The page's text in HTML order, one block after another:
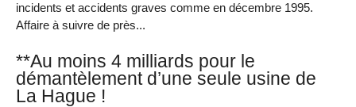
incidents et accidents graves comme en décembre 1995.
Affaire à suivre de près...
**Au moins 4 milliards pour le
démantèlement d’une seule usine de
La Hague !